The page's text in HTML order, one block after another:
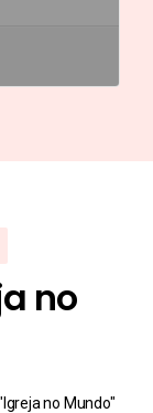
no
no Mundo"